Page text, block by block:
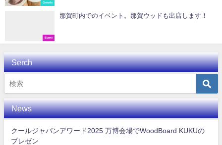
Goods
Event
那賀町内でのイベント。那賀ウッドも出店します！
Serch
News
クールジャパンアワード2025 万博会場でWoodBoard KUKUの
プレゼン